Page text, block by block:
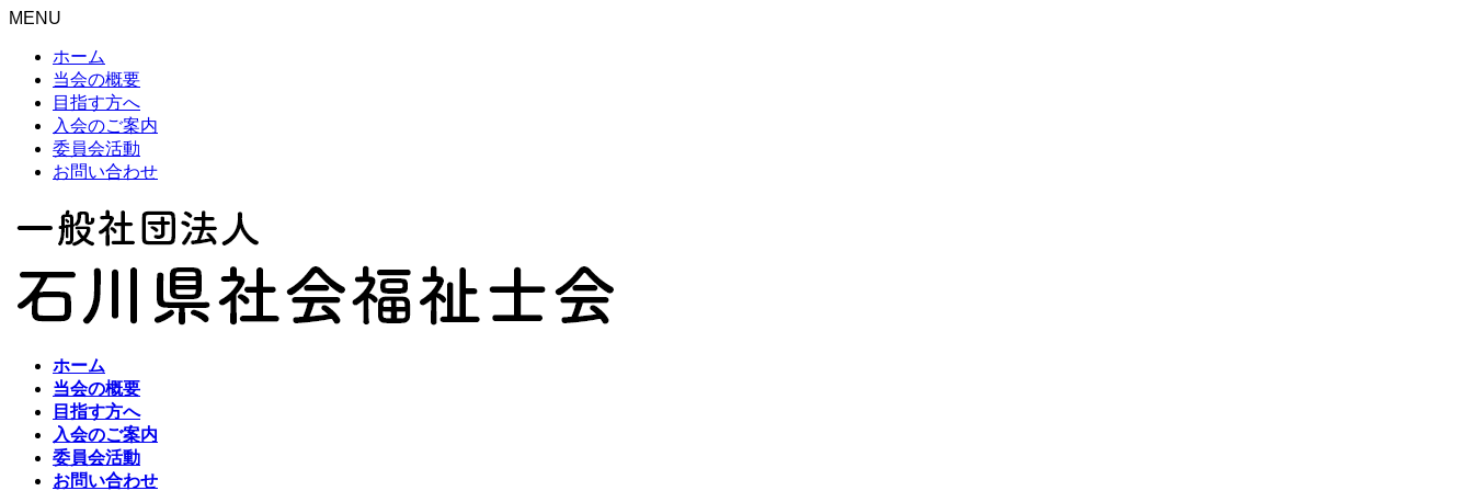
MENU
ホーム
当会の概要
目指す方へ
入会のご案内
委員会活動
お問い合わせ
ホーム
当会の概要
目指す方へ
入会のご案内
委員会活動
お問い合わせ